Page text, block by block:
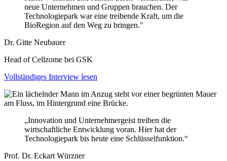
neue Unternehmen und Gruppen brauchen. Der
Technologiepark war eine treibende Kraft, um die
BioRegion auf den Weg zu bringen."
Dr. Gitte Neubauer
Head of Cellzome bei GSK
Vollständiges Interview lesen
„Innovation und Unternehmergeist treiben die
wirtschaftliche Entwicklung voran. Hier hat der
Technologiepark bis heute eine Schlüsselfunktion.“
Prof. Dr. Eckart Würzner